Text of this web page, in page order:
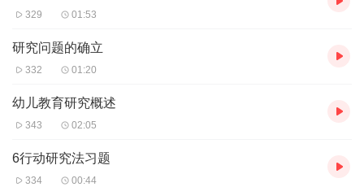
329 01:53
研究问题的确立
332 01:20
幼儿教育研究概述
343 02:05
6行动研究法习题
334 00:44